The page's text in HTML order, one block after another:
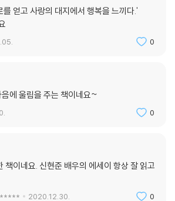
얻고 사랑의 대지에서 행복을 느끼다.'
0
에 울림을 주는 책이네요~
0
책이네요. 신현준 배우의 에세이 항상 잘 읽고
2020.12.30. 0